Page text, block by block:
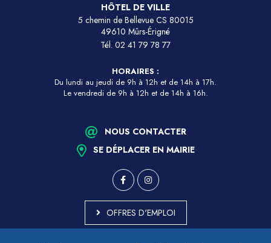
HÔTEL DE VILLE
5 chemin de Bellevue CS 80015
49610 Mûrs-Érigné
Tél. 02 41 79 78 77
HORAIRES :
Du lundi au jeudi de 9h à 12h et de 14h à 17h.
Le vendredi de 9h à 12h et de 14h à 16h.
NOUS CONTACTER
SE DÉPLACER EN MAIRIE
OFFRES D'EMPLOI